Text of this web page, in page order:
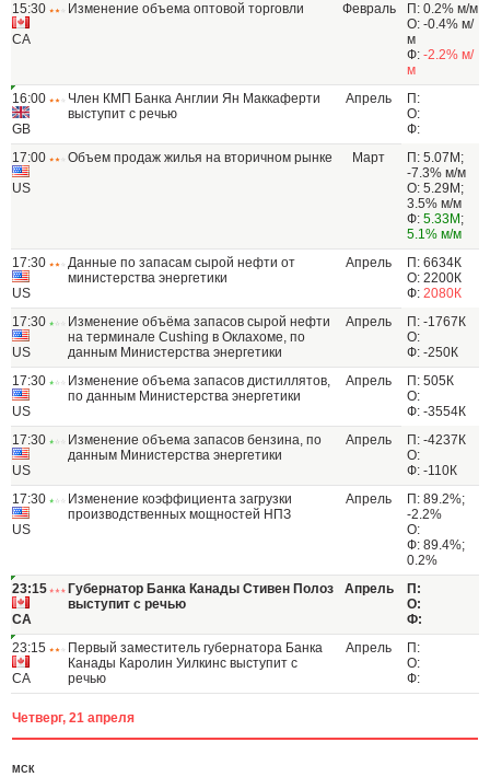
15:30
CA
Изменение объема оптовой торговли Февраль
П: 0.2% м/м
О: -0.4% м/
м
Ф: -2.2% м/
м
16:00
GB
Член КМП Банка Англии Ян Маккаферти
выступит с речью
Апрель
П:
О:
Ф:
17:00
US
Объем продаж жилья на вторичном рынке Март
П: 5.07M;
-7.3% м/м
О: 5.29M;
3.5% м/м
Ф: 5.33M ;
5.1% м/м
17:30
US
Данные по запасам сырой нефти от
министерства энергетики
Апрель
П: 6634К
О: 2200К
Ф: 2080К
17:30
US
Изменение объёма запасов сырой нефти
на терминале Cushing в Оклахоме, по
данным Министерства энергетики
Апрель
П: -1767К
О:
Ф: -250К
17:30
US
Изменение объема запасов дистиллятов,
по данным Министерства энергетики
Апрель
П: 505К
О:
Ф: -3554К
17:30
US
Изменение объема запасов бензина, по
данным Министерства энергетики
Апрель
П: -4237К
О:
Ф: -110К
17:30
US
Изменение коэффициента загрузки
производственных мощностей НПЗ
Апрель
П: 89.2%;
-2.2%
О:
Ф: 89.4%;
0.2%
23:15
CA
Губернатор Банка Канады Стивен Полоз
выступит с речью
Апрель
П:
О:
Ф:
23:15
CA
Первый заместитель губернатора Банка
Канады Каролин Уилкинс выступит с
речью
Апрель
П:
О:
Ф:
Четверг, 21 апреля
МСК